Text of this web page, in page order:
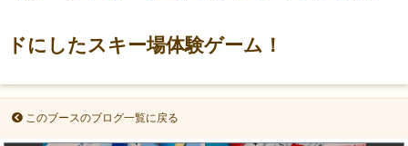
ドにしたスキー場体験ゲーム！
このブースのブログ一覧に戻る